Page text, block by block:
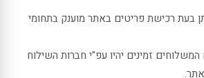
בעת רכישת פריטים באתר מוענק בתחומי
זמינים יהיו עפ"י חברות השילוח